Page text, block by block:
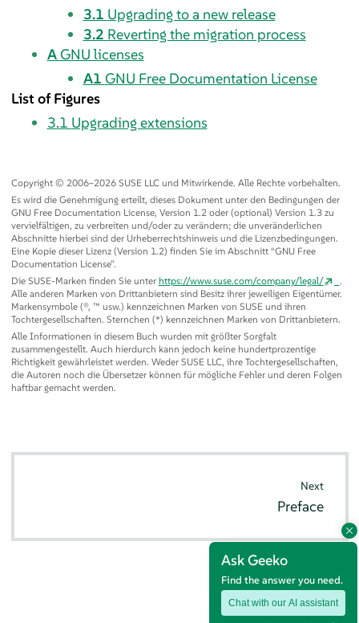
Ask Geeko
Find the answer you need.
Chat with our AI assistant
3.1 Upgrading to a new release
3.2 Reverting the migration process
AGNU licenses
A1 GNU Free Documentation License
List of Figures
3.1 Upgrading extensions
Copyright © 2006–2026 SUSE LLC und Mitwirkende. Alle Rechte vorbehalten.
Es wird die Genehmigung erteilt, dieses Dokument unter den Bedingungen der
GNU Free Documentation License, Version 1.2 oder (optional) Version 1.3 zu
vervielfältigen, zu verbreiten und/oder zu verändern; die unveränderlichen
Abschnitte hierbei sind der Urheberrechtshinweis und die Lizenzbedingungen.
Eine Kopie dieser Lizenz (Version 1.2) finden Sie im Abschnitt “GNU Free
Documentation License”.
Die SUSE-Marken finden Sie unter https://www.suse.com/company/legal/
.
Alle anderen Marken von Drittanbietern sind Besitz ihrer jeweiligen Eigentümer.
Markensymbole (®, ™ usw.) kennzeichnen Marken von SUSE und ihren
Tochtergesellschaften. Sternchen (*) kennzeichnen Marken von Drittanbietern.
Alle Informationen in diesem Buch wurden mit größter Sorgfalt
zusammengestellt. Auch hierdurch kann jedoch keine hundertprozentige
Richtigkeit gewährleistet werden. Weder SUSE LLC, ihre Tochtergesellschaften,
die Autoren noch die Übersetzer können für mögliche Fehler und deren Folgen
haftbar gemacht werden.
Next
Preface